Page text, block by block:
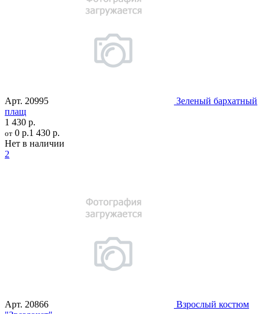
Арт. 20995
Зеленый бархатный
плащ
1 430 р.
от 0 р.1 430 р.
Нет в наличии
2
Арт. 20866
Взрослый костюм